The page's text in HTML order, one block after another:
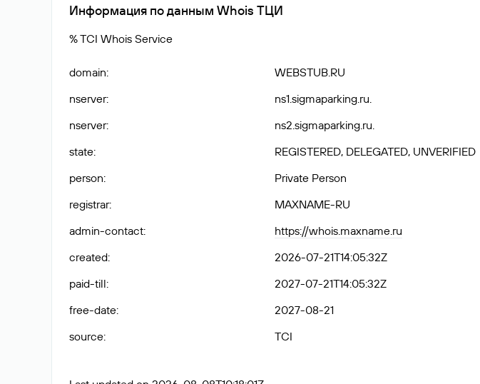
Информация по данным Whois ТЦИ
% TCI Whois Service
domain:
WEBSTUB.RU
nserver:
ns1.sigmaparking.ru.
nserver:
ns2.sigmaparking.ru.
state:
REGISTERED, DELEGATED, UNVERIFIED
person:
Private Person
registrar:
MAXNAME-RU
admin-contact:
https://whois.maxname.ru
created:
2026-07-21T14:05:32Z
paid-till:
2027-07-21T14:05:32Z
free-date:
2027-08-21
source: TCI